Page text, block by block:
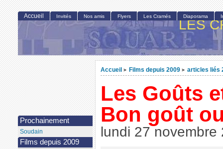
LES
Accueil > Films depuis 2009 > articles liés
Les Goûts
Bon goût
lundi 27 novembre
Accueil Invités Nos amis Flyers Les Cramés Diaporama
Prochainement
Soudain
Films depuis 2009